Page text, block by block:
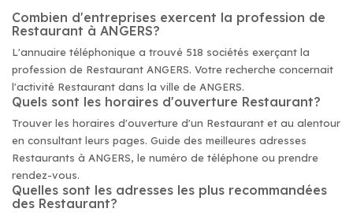
Combien d'entreprises exercent la profession de
Restaurant à ANGERS?
L'annuaire téléphonique a trouvé 518 sociétés exerçant la
profession de Restaurant ANGERS. Votre recherche concernait
l'activité Restaurant dans la ville de ANGERS.
Quels sont les horaires d'ouverture Restaurant?
Trouver les horaires d'ouverture d'un Restaurant et au alentour
en consultant leurs pages. Guide des meilleures adresses
Restaurants à ANGERS, le numéro de téléphone ou prendre
rendez-vous.
Quelles sont les adresses les plus recommandées
des Restaurant?